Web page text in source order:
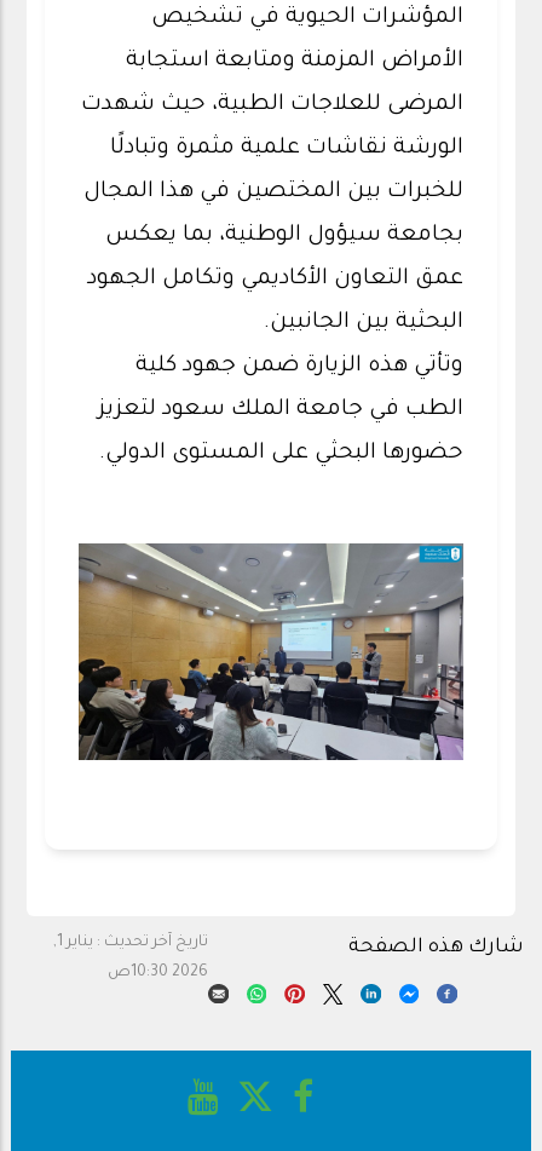
المؤشرات الحيوية في تشخيص
الأمراض المزمنة ومتابعة استجابة
المرضى للعلاجات الطبية، حيث شهدت
الورشة نقاشات علمية مثمرة وتبادلًا
للخبرات بين المختصين في هذا المجال
بجامعة سيؤول الوطنية، بما يعكس
عمق التعاون الأكاديمي وتكامل الجهود
البحثية بين الجانبين.
وتأتي هذه الزيارة ضمن جهود كلية
الطب في جامعة الملك سعود لتعزيز
حضورها البحثي على المستوى الدولي.
تاريخ آخر تحديث :
يناير 1,
2026 10:30ص
شارك هذه الصفحة